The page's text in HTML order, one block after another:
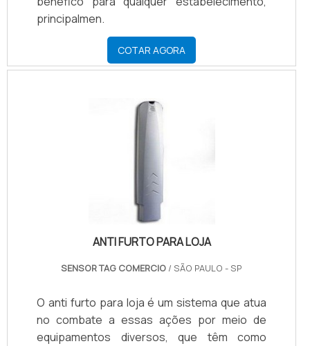
principalmen.
COTAR AGORA
ANTI FURTO PARA LOJA
SENSOR TAG COMERCIO / SÃO PAULO - SP
O anti furto para loja é um sistema que atua
no combate a essas ações por meio de
equipamentos diversos, que têm como